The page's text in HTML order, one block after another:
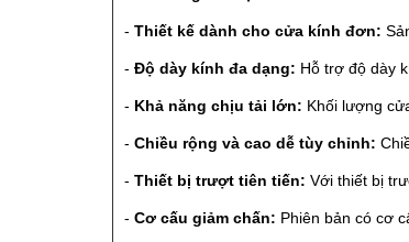
- Thiết kế dành cho cửa kính đơn:
- Độ dày kính đa dạng: Hỗ trợ độ dày
- Khả năng chịu tải lớn: Khối lượng
- Chiều rộng và cao dễ tùy chỉnh:
- Thiết bị trượt tiên tiến: Với thiết bị
- Cơ cấu giảm chấn: Phiên bản có cơ